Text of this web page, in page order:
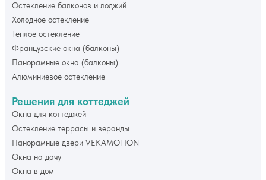
Остекление балконов и лоджий
Холодное остекление
Теплое остекление
Французские окна (балконы)
Панорамные окна (балконы)
Алюминиевое остекление
Решения для коттеджей
Окна для коттеджей
Остекление террасы и веранды
Панорамные двери VEKAMOTION
Окна на дачу
Окна в дом